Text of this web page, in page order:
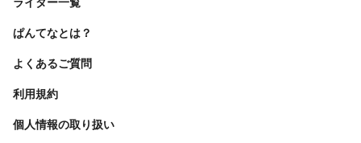
ぱんてなとは？
よくあるご質問
利用規約
個人情報の取り扱い